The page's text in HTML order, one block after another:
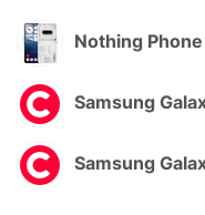
Nothing
Samsung
Samsung